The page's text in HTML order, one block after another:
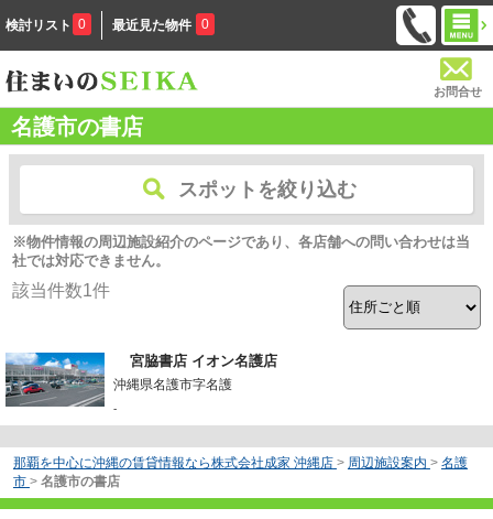
検討リスト 0 最近見た物件 0
お問合せ
名護市の書店
スポットを絞り込む
※物件情報の周辺施設紹介のページであり、各店舗への問い合わせは当
社では対応できません。
該当件数1件
宮脇書店 イオン名護店
沖縄県名護市字名護
-
那覇を中心に沖縄の賃貸情報なら株式会社成家 沖縄店 > 周辺施設案内 > 名護
市 > 名護市の書店